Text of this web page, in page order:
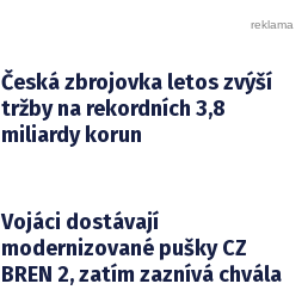
Česká zbrojovka letos zvýší
tržby na rekordních 3,8
miliardy korun
Vojáci dostávají
modernizované pušky CZ
BREN 2, zatím zaznívá chvála